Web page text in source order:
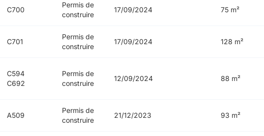
C700
Permis de
construire
17/09/2024 75 m²
C701
Permis de
construire
17/09/2024 128 m²
C594
C692
Permis de
construire
12/09/2024 88 m²
A509
Permis de
construire
21/12/2023 93 m²